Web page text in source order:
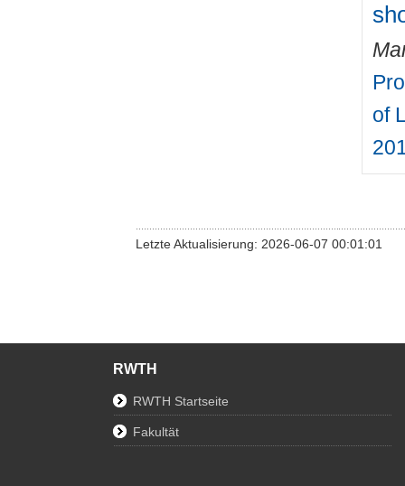
of
Letzte Aktualisierung: 2026-06-07 00:01:01
RWTH
RWTH Startseite
Fakultät